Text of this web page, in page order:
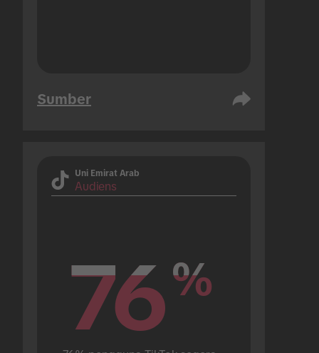
Sumber
Uni Emirat Arab
Audiens
76%
76%